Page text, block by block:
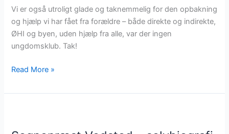
Vi er også utroligt glade og taknemmelig for den opbakning
og hjælp vi har fået fra forældre – både direkte og indirekte,
ØHI og byen, uden hjælp fra alle, var der ingen
ungdomsklub. Tak!
Øster
Ungdomsklub
af
Read More »